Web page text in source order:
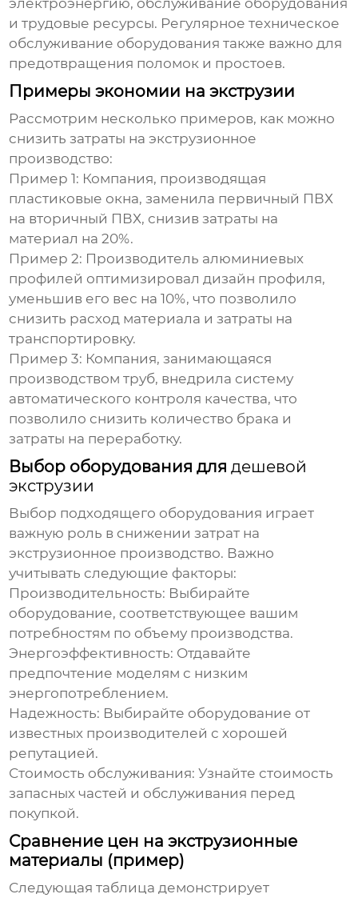
электроэнергию, обслуживание оборудования
и трудовые ресурсы. Регулярное техническое
обслуживание оборудования также важно для
предотвращения поломок и простоев.
Примеры экономии на экструзии
Рассмотрим несколько примеров, как можно
снизить затраты на экструзионное
производство:
Пример 1: Компания, производящая
пластиковые окна, заменила первичный ПВХ
на вторичный ПВХ, снизив затраты на
материал на 20%.
Пример 2: Производитель алюминиевых
профилей оптимизировал дизайн профиля,
уменьшив его вес на 10%, что позволило
снизить расход материала и затраты на
транспортировку.
Пример 3: Компания, занимающаяся
производством труб, внедрила систему
автоматического контроля качества, что
позволило снизить количество брака и
затраты на переработку.
Выбор оборудования длядешевой
экструзии
Выбор подходящего оборудования играет
важную роль в снижении затрат на
экструзионное производство. Важно
учитывать следующие факторы:
Производительность: Выбирайте
оборудование, соответствующее вашим
потребностям по объему производства.
Энергоэффективность: Отдавайте
предпочтение моделям с низким
энергопотреблением.
Надежность: Выбирайте оборудование от
известных производителей с хорошей
репутацией.
Стоимость обслуживания: Узнайте стоимость
запасных частей и обслуживания перед
покупкой.
Сравнение цен на экструзионные
материалы (пример)
Следующая таблица демонстрирует